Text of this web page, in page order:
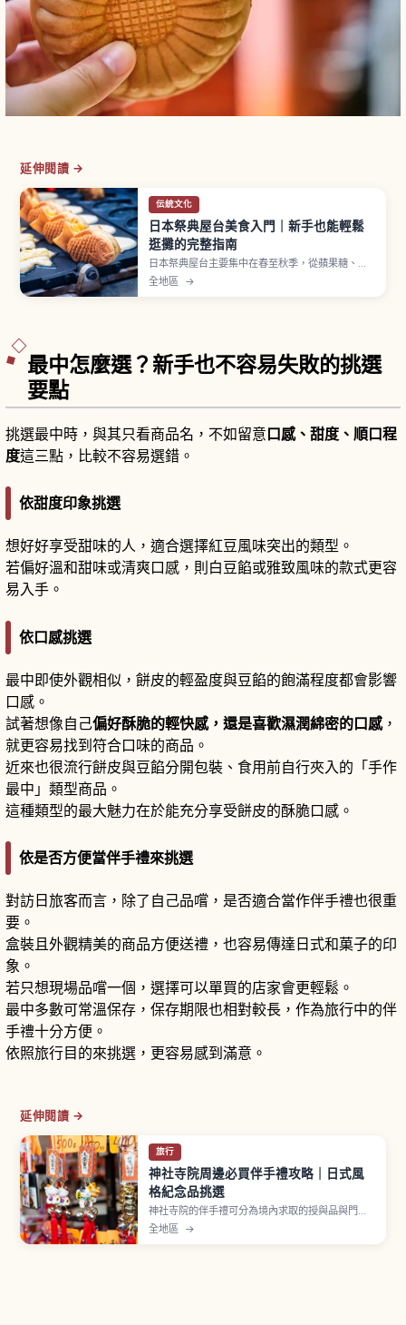
延伸閱讀 →
伝統文化
日本祭典屋台美食入門｜新手也能輕鬆
逛攤的完整指南
日本祭典屋台主要集中在春至秋季，從蘋果糖、日
式炒麵、雞蛋糕球、刨冰到章魚燒等經典美食一字
排開。蘋果糖約300至500日圓、章魚燒一盒6至8
全地區 →
最中怎麼選？新手也不容易失敗的挑選
要點
挑選最中時，與其只看商品名，不如留意口感、甜度、順口程
度這三點，比較不容易選錯。
依甜度印象挑選
想好好享受甜味的人，適合選擇紅豆風味突出的類型。
若偏好溫和甜味或清爽口感，則白豆餡或雅致風味的款式更容
易入手。
依口感挑選
最中即使外觀相似，餅皮的輕盈度與豆餡的飽滿程度都會影響
口感。
試著想像自己偏好酥脆的輕快感，還是喜歡濕潤綿密的口感，
就更容易找到符合口味的商品。
近來也很流行餅皮與豆餡分開包裝、食用前自行夾入的「手作
最中」類型商品。
這種類型的最大魅力在於能充分享受餅皮的酥脆口感。
依是否方便當伴手禮來挑選
對訪日旅客而言，除了自己品嚐，是否適合當作伴手禮也很重
要。
盒裝且外觀精美的商品方便送禮，也容易傳達日式和菓子的印
象。
若只想現場品嚐一個，選擇可以單買的店家會更輕鬆。
最中多數可常溫保存，保存期限也相對較長，作為旅行中的伴
手禮十分方便。
依照旅行目的來挑選，更容易感到滿意。
延伸閱讀 →
旅行
神社寺院周邊必買伴手禮攻略｜日式風
格紀念品挑選
神社寺院的伴手禮可分為境內求取的授與品與門前
町販售的紀念品兩類。御守為宗教意義物品，初穗
料約500至1000日圓，贈送時需顧及對方感受。群
全地區 →